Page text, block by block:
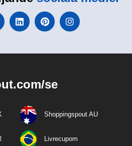
se
Shoppingspout AU
Livrecupom